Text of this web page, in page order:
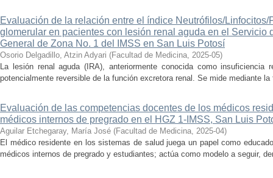
Evaluación de la relación entre el índice Neutrófilos/
glomerular en pacientes con lesión renal aguda en el Servicio
General de Zona No. 1 del IMSS en San Luis Potosí
Osorio Delgadillo, Atzin Adyari (Facultad de Medicina, 2025-05)
La lesión renal aguda (IRA), anteriormente conocida como insuficiencia
potencialmente reversible de la función excretora renal. Se mide mediante
Evaluación de las competencias docentes de los médicos
médicos internos de pregrado en el HGZ 1-IMSS, San Luis
Aguilar Etchegaray, María José (Facultad de Medicina, 2025-04)
El médico residente en los sistemas de salud juega un papel como
médicos internos de pregrado y estudiantes; actúa como modelo a seguir,